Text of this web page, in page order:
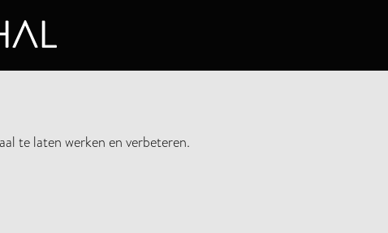
te laten werken en verbeteren.